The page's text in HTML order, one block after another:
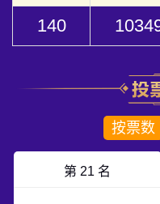
140
按票数
第 21 名